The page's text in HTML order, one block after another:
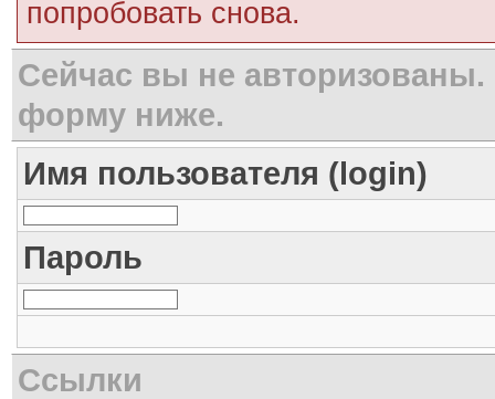
попробовать снова.
Сейчас вы не авторизованы.
форму ниже.
Имя пользователя (login)
Пароль
Ссылки